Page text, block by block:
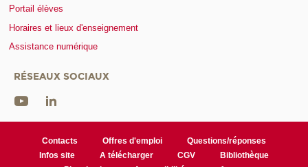
Portail élèves
Horaires et lieux d'enseignement
Assistance numérique
RÉSEAUX SOCIAUX
Contacts Offres d'emploi
Questions/réponses
Infos site
A télécharger CGV
Bibliothèque